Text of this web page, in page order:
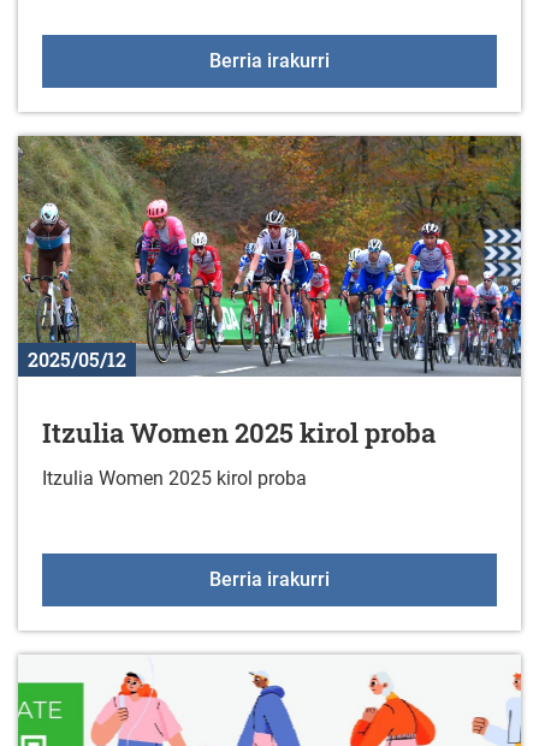
Berria irakurri
2025/05/12
Itzulia Women 2025 kirol proba
Itzulia Women 2025 kirol proba
Berria irakurri